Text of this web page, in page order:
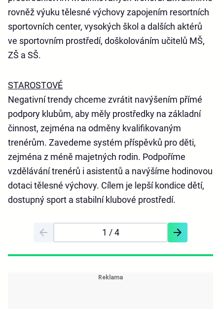
rovněž výuku tělesné výchovy zapojením resortních
sportovních center, vysokých škol a dalších aktérů
ve sportovním prostředí, doškolováním učitelů MŠ,
ZŠ a SŠ.
STAROSTOVÉ
Negativní trendy chceme zvrátit navýšením přímé
podpory klubům, aby měly prostředky na základní
činnost, zejména na odměny kvalifikovaným
trenérům. Zavedeme systém příspěvků pro děti,
zejména z méně majetných rodin. Podpoříme
vzdělávání trenérů i asistentů a navýšíme hodinovou
dotaci tělesné výchovy. Cílem je lepší kondice dětí,
dostupný sport a stabilní klubové prostředí.
1 / 4